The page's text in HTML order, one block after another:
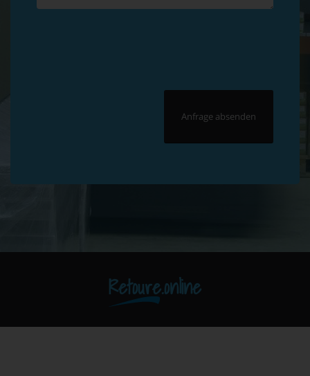
Retoure.online